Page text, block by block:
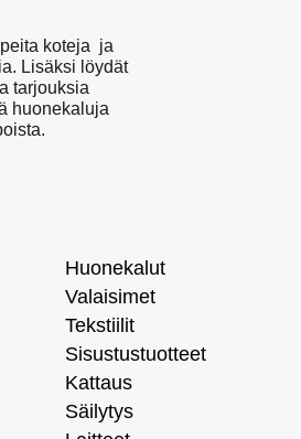
koteja ja
Lisäksi löydät
tarjouksia
huonekaluja
Huonekalut
Valaisimet
Tekstiilit
Sisustustuotteet
Kattaus
Säilytys